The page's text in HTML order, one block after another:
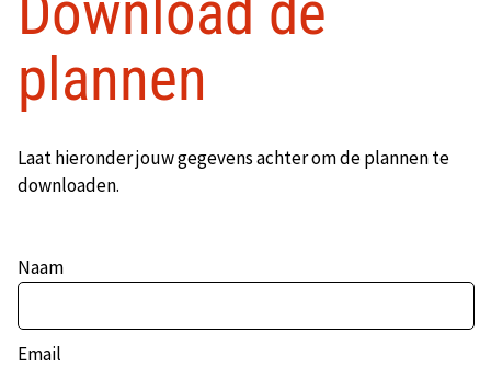
plannen
Laat hieronder jouw gegevens achter om de plannen te
downloaden.
Naam
Email